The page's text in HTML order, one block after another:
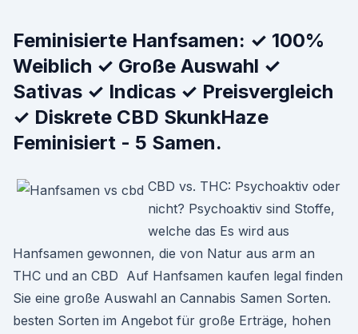
Feminisierte Hanfsamen: ✓ 100%
Weiblich ✓ Große Auswahl ✓
Sativas ✓ Indicas ✓ Preisvergleich
✓ Diskrete CBD SkunkHaze
Feminisiert - 5 Samen.
CBD vs. THC: Psychoaktiv oder
nicht? Psychoaktiv sind Stoffe,
welche das Es wird aus
Hanfsamen gewonnen, die von Natur aus arm an
THC und an CBD Auf Hanfsamen kaufen legal finden
Sie eine große Auswahl an Cannabis Samen Sorten.
besten Sorten im Angebot für große Erträge, hohen